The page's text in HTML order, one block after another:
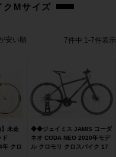
クMサイズ
安い順 7件中 1-7件表示
】未走
ド
年 クロ
◆◆ジェイミス JAMIS コーダ
ネオ CODA NEO 2020年モデ
ル クロモリ クロスバイク 17